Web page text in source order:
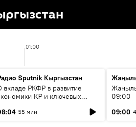
01:00
Sputnik Кыргызстан
вкладе РКФР в развитие
КР и ключевых
55 мин
09:00
09:00